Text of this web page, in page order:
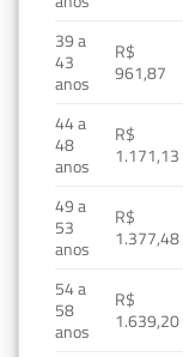
39 a
43
anos
R$
961,87
44 a
48
anos
R$
1.171,13
49 a
53
anos
R$
1.377,48
54 a
58
anos
R$
1.639,20